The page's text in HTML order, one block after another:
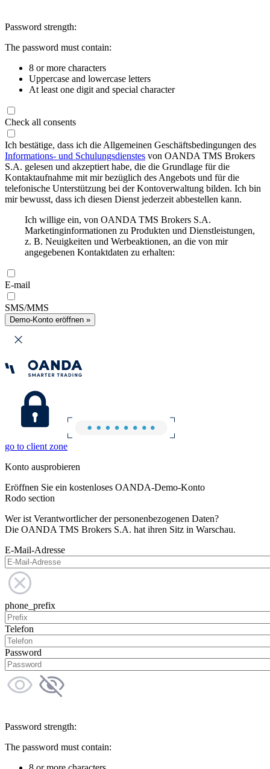
Password strength:
The password must contain:
8 or more characters
Uppercase and lowercase letters
At least one digit and special character
Check all consents
Ich bestätige, dass ich die Allgemeinen Geschäftsbedingungen des
Informations- und Schulungsdienstes von OANDA TMS Brokers
S.A. gelesen und akzeptiert habe, die die Grundlage für die
Kontaktaufnahme mit mir bezüglich des Angebots und für die
telefonische Unterstützung bei der Kontoverwaltung bilden. Ich bin
mir bewusst, dass ich diesen Dienst jederzeit abbestellen kann.
Ich willige ein, von OANDA TMS Brokers S.A.
Marketinginformationen zu Produkten und Dienstleistungen,
z. B. Neuigkeiten und Werbeaktionen, an die von mir
angegebenen Kontaktdaten zu erhalten:
E-mail
SMS/MMS
Demo-Konto eröffnen »
go to client zone
Konto ausprobieren
Eröffnen Sie ein kostenloses OANDA-Demo-Konto
Rodo section
Wer ist Verantwortlicher der personenbezogenen Daten?
Die OANDA TMS Brokers S.A. hat ihren Sitz in Warschau.
E-Mail-Adresse
phone_prefix
Telefon
Password
Password strength:
The password must contain: